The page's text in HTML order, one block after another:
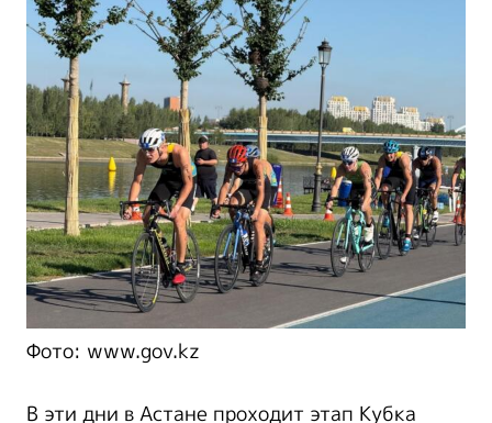
Фото: www.gov.kz
В эти дни в Астане проходит этап Кубка